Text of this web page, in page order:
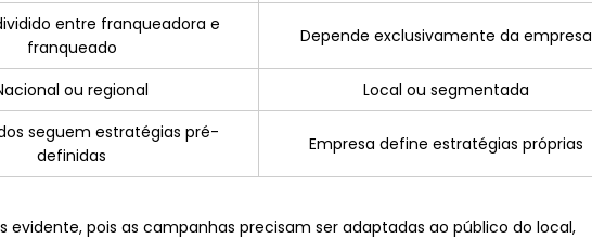
entre franqueadora e
franqueado
Depende exclusivamente da empresa
ou regional Local ou segmentada
seguem estratégias pré-
definidas
Empresa define estratégias próprias
evidente, pois as campanhas precisam ser adaptadas ao público do local,